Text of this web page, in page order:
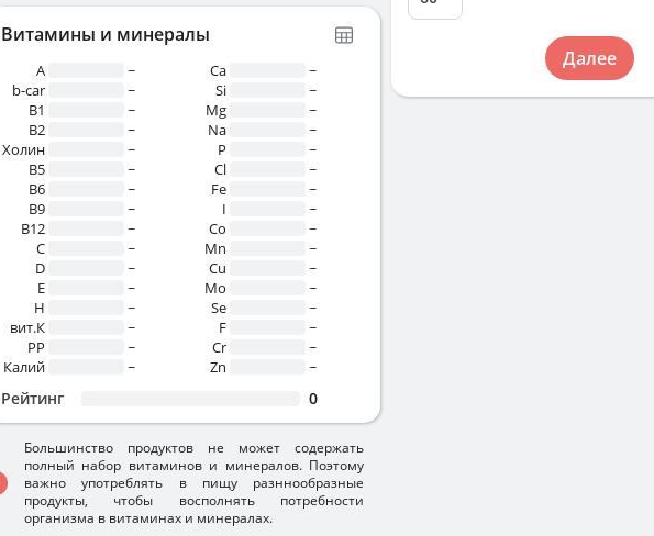
Витамины и минералы
A
~
b-car
~
В1
~
B2
~
Холин
~
B5
~
B6
~
B9
~
B12
~
C
~
D
~
E
~
H
~
вит.К
~
PP
~
Калий
~
Ca
~
Si
~
Mg
~
Na
~
P
~
Cl
~
Fe
~
I
~
Co
~
Mn
~
Cu
~
Mo
~
Se
~
F
~
Cr
~
Zn
~
Рейтинг 0
Большинство продуктов не может содержать
полный набор витаминов и минералов. Поэтому
важно употреблять в пищу разннообразные
продукты, чтобы восполнять потребности
организма в витаминах и минералах.
Далее